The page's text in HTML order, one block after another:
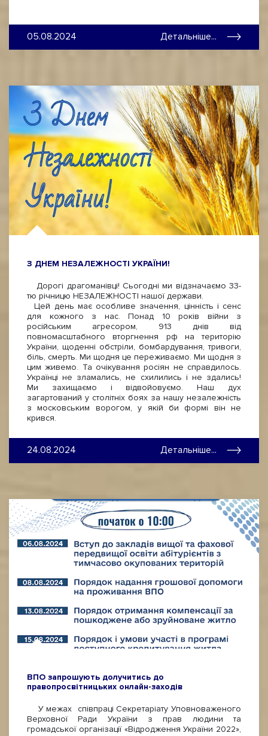
05.08.2024 Детальніше...
З ДНЕМ НЕЗАЛЕЖНОСТІ УКРАЇНИ!
Дорогі драгоманівці! Сьогодні ми відзначаємо 33-
тю річницю НЕЗАЛЕЖНОСТІ нашої держави.
Цей день має особливе значення, цінність і сенс
для кожного з нас. Понад 10 років війни з
російським агресором, 913 днів від
повномасштабного вторгнення рф на територію
України, щоденні обстріли, бомбардування, тривоги,
біль, смерть. Ми щодня це переживаємо. Ми щодня з
цим живемо. Та очікування росіян не справдилось.
Українці не зламались, не схилились і не здались!
Ми захищаємо і відвойовуємо. Наш дух
загартований у столітніх боях за нашу незалежність
з московським ворогом, у якій би формі він не
крився.
24.08.2024 Детальніше...
ВПО запрошують долучитись до
правопросвітницьких онлайн-заходів
У межах співпраці Секретаріату Уповноваженого
Верховної Ради України з прав людини та
громадської організації «Відродження України 2022»,